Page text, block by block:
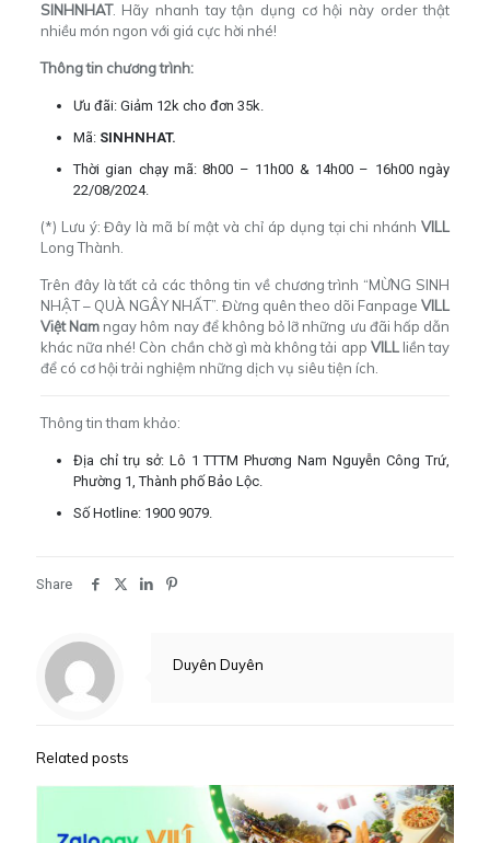
SINHNHAT. Hãy nhanh tay tận dụng cơ hội này order thật
nhiều món ngon với giá cực hời nhé!
Thông tin chương trình:
Ưu đãi: Giảm 12k cho đơn 35k.
Mã:SINHNHAT.
Thời gian chạy mã: 8h00 – 11h00 & 14h00 – 16h00 ngày
22/08/2024.
(*) Lưu ý: Đây là mã bí mật và chỉ áp dụng tại chi nhánhVILL
Long Thành.
Trên đây là tất cả các thông tin về chương trình “MỪNG SINH
NHẬT – QUÀ NGÂY NHẤT”. Đừng quên theo dõi FanpageVILL
Việt Namngay hôm nay để không bỏ lỡ những ưu đãi hấp dẫn
khác nữa nhé! Còn chần chờ gì mà khôngtải app VILLliền tay
để có cơ hội trải nghiệm những dịch vụ siêu tiện ích.
Thông tin tham khảo:
Địa chỉ trụ sở: Lô 1 TTTM Phương Nam Nguyễn Công Trứ,
Phường 1, Thành phố Bảo Lộc.
Số Hotline: 1900 9079.
Share
Duyên Duyên
Related posts